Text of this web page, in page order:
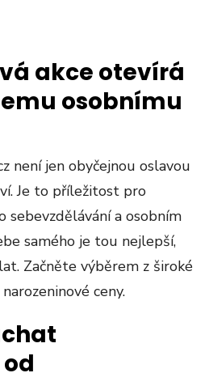
akce otevírá
osobnímu
není jen obyčejnou oslavou
Je to příležitost pro
sebevzdělávání a osobním
samého je tou nejlepší,
Začněte výběrem z široké
ceny.